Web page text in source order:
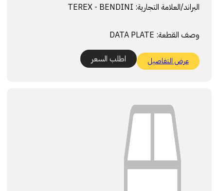
البراند/العلامة التجارية:
وصف القطعة:
عرض التفاصيل اطلب السعر